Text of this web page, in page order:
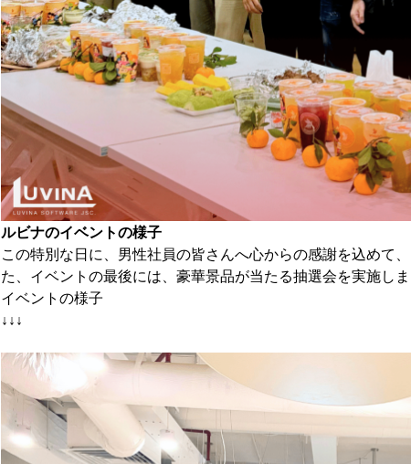
ルビナのイベントの様子
この特別な日に、男性社員の皆さんへ心からの感謝を込めて
た、イベントの最後には、豪華景品が当たる抽選会を実施しま
イベントの様子
↓↓↓